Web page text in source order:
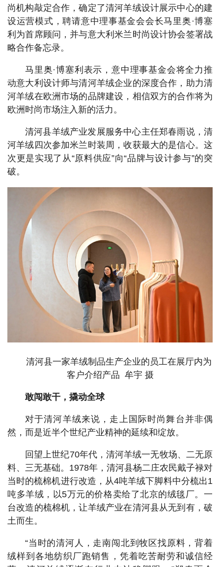
尚机构敲定合作，确定了清河羊绒设计展示中心的建
设运营模式，聘请意中理事基金会会长马里奥·博塞
利为首席顾问，并与意大利米兰时尚设计协会签署战
略合作备忘录。
马里奥·博塞利表示，意中理事基金会将全力推
动意大利设计师与清河羊绒企业的深度合作，助力清
河羊绒在欧洲市场的品牌建设，相信双方的合作将为
欧洲时尚市场注入新的活力。
清河县羊绒产业发展服务中心主任郑春雨说，清
河羊绒四次参加米兰时装周，收获最大的是信心。这
次更是实现了从“原料供应”向“品牌与设计参与”的突
破。
清河县一家羊绒制品生产企业的员工在展厅内为
客户介绍产品 牟宇 摄
敢闯敢干，撬动全球
对于清河羊绒来说，走上国际时尚舞台并非偶
然，而是近半个世纪产业精神的延续和绽放。
回望上世纪70年代，清河羊绒一无牧场、二无原
料、三无基础。1978年，清河县杨二庄农民戴子禄对
当时的梳棉机进行改造，从4吨羊绒下脚料中分梳出1
吨多羊绒，以5万元的价格卖给了北京的绒毯厂。一
台改造的梳棉机，让羊绒产业在清河县从无到有，破
土而生。
“当时的清河人，走南闯北到牧区找原料，背着
绒样到各地纺织厂跑销售，凭着吃苦耐劳和诚信经